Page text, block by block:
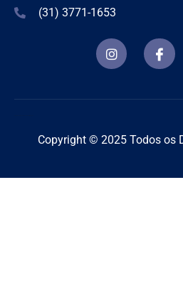
(31) 3771-1653
Copyright © 2025 Todos os